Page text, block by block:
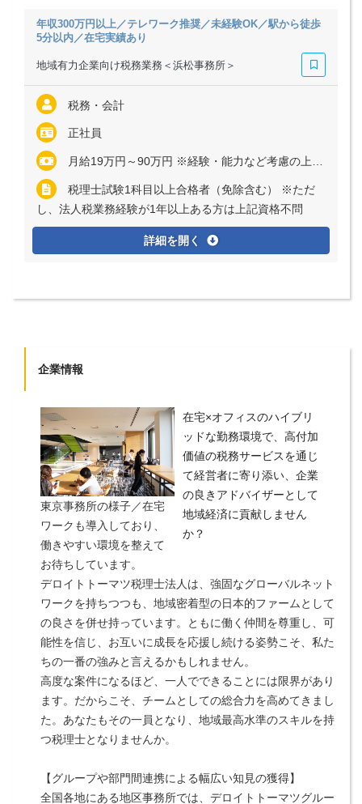
年収300万円以上／テレワーク推奨／未経験OK／駅から徒歩
5分以内／在宅実績あり
地域有力企業向け税務業務＜浜松事務所＞
税務・会計
正社員
月給19万円～90万円 ※経験・能力など考慮の上、決定いたします ※アソシエイト／シニアアソシエイトは残業代全額支給 ※マネジャーまたはシニアマネジャーの場合、管理監督者採用のため残業代支給なし
税理士試験1科目以上合格者（免除含む） ※ただ
し、法人税業務経験が1年以上ある方は上記資格不問
詳細を開く
企業情報
東京事務所の様子／在宅
ワークも導入しており、
働きやすい環境を整えて
お待ちしています。
在宅×オフィスのハイブリ
ッドな勤務環境で、高付加
価値の税務サービスを通じ
て経営者に寄り添い、企業
の良きアドバイザーとして
地域経済に貢献しません
か？
デロイトトーマツ税理士法人は、強固なグローバルネット
ワークを持ちつつも、地域密着型の日本的ファームとして
の良さを併せ持っています。ともに働く仲間を尊重し、可
能性を信じ、お互いに成長を応援し続ける姿勢こそ、私た
ちの一番の強みと言えるかもしれません。
高度な案件になるほど、一人でできることには限界があり
ます。だからこそ、チームとしての総合力を高めてきまし
た。あなたもその一員となり、地域最高水準のスキルを持
つ税理士となりませんか。
【グループや部門間連携による幅広い知見の獲得】
全国各地にある地区事務所では、デロイトトーマツグルー